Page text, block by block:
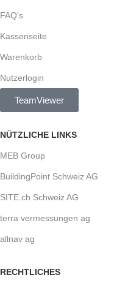
FAQ's
Kassenseite
Warenkorb
Nutzerlogin
TeamViewer
NÜTZLICHE LINKS
MEB Group
BuildingPoint Schweiz AG
SITE.ch Schweiz AG
terra vermessungen ag
allnav ag
RECHTLICHES